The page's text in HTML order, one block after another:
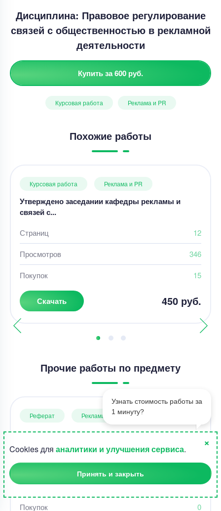
Дисциплина: Правовое регулирование
связей с общественностью в рекламной
деятельности
Купить за 600 руб.
Курсовая работа Реклама и PR
Похожие работы
Курсовая работа Реклама и PR
Утверждено заседании кафедры рекламы и
связей с...
Страниц 12
Просмотров 346
Покупок 15
Скачать 450 руб.
Прочие работы по предмету
Реферат Реклама и PR
Обеспечение рекламной деятельности
туристических фирм
Страниц 21
Просмотров 109
Покупок 0
1
Узнать стоимость работы за
1 минуту?
Cookies для аналитики и улучшения сервиса.
×
Принять и закрыть